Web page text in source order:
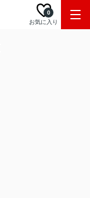
お気に入り
0